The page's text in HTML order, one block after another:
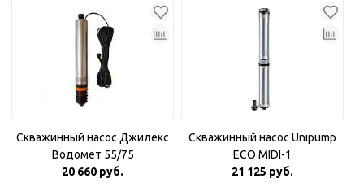
Скважинный насос Джилекс
Водомёт 55/75
20 660 руб.
Скважинный насос Unipump
ECO MIDI-1
21 125 руб.